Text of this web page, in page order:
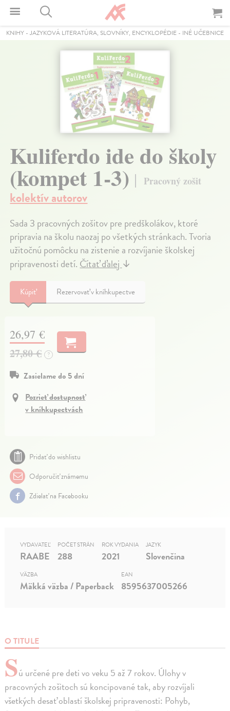
KNIHY - JAZYKOVÁ LITERATÚRA, SLOVNÍKY, ENCYKLOPÉDIE - INÉ UČEBNICE
Kuliferdo ide do školy
(kompet 1-3) Pracovný zošit
kolektív autorov
Sada 3 pracovných zošitov pre predškolákov, ktoré
pripravia na školu naozaj po všetkých stránkach. Tvoria
užitočnú pomôcku na zistenie a rozvíjanie školskej
pripravenosti detí.Čítať ďalej↓
Kúpiť Rezervovať v kníhkupectve
26,97 €
27,80 € ?
Zasielame do 5 dní
Pozrieť dostupnosť
v kníhkupectvách
Pridať do wishlistu
Odporučiť známemu
Zdielať na Facebooku
O TITULE
Sú určené pre deti vo veku 5 až 7 rokov. Úlohy v
pracovných zošitoch sú koncipované tak, aby rozvíjali
všetkých desať oblastí školskej pripravenosti: Pohyb,
VYDAVATEĽ
RAABE
POČET STRÁN
288
ROK VYDANIA
2021
JAZYK
Slovenčina
VÄZBA
Mäkká väzba / Paperback
EAN
8595637005266